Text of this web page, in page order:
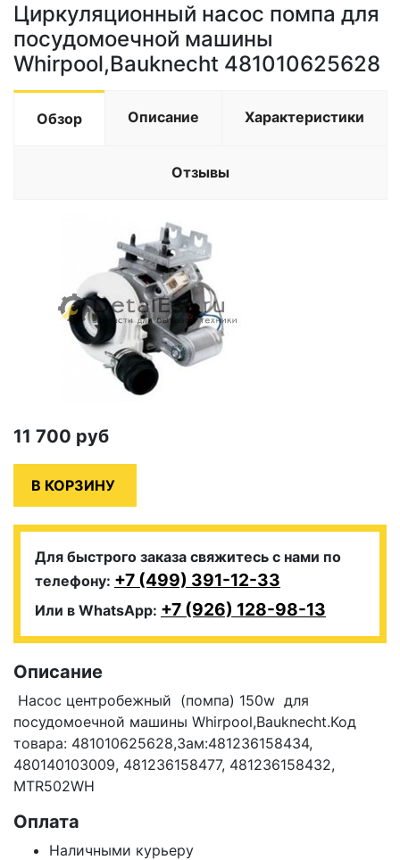
Циркуляционный насос помпа для
посудомоечной машины
Whirpool,Bauknecht 481010625628
Обзор Описание Характеристики
Отзывы
11 700 руб
Для быстрого заказа свяжитесь с нами по
телефону: +7 (499) 391-12-33
Или в WhatsApp: +7 (926) 128-98-13
Описание
Насос центробежный (помпа) 150w для
посудомоечной машины Whirpool,Bauknecht.Код
товара: 481010625628,Зам:481236158434,
480140103009, 481236158477, 481236158432,
MTR502WH
Оплата
Наличными курьеру